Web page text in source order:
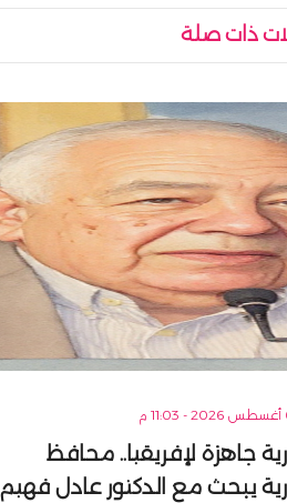
ذات صلة
جاهزة لإفريقيا.. محافظ
يبحث مع الدكتور عادل فهيم